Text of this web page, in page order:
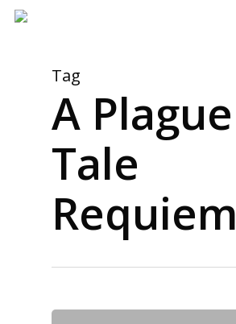
Skip
Tag
A Plague
Tale
Requiem